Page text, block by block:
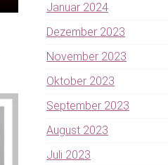
Januar 2024
Dezember 2023
November 2023
Oktober 2023
September 2023
August 2023
Juli 2023